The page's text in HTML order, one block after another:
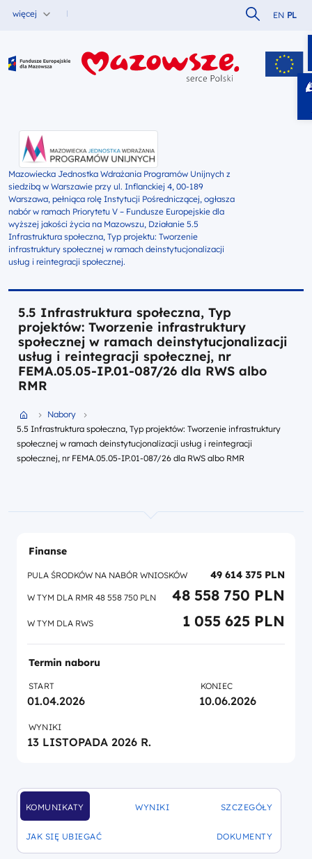
więcej Szukaj w
EN PL
Fundusze Europejskie dla Mazowsza
Mazowiecka Jednostka Wdrażania Programów Unijnych z
siedzibą w Warszawie przy ul. Inflanckiej 4, 00-189
Warszawa, pełniąca rolę Instytucji Pośredniczącej, ogłasza
nabór w ramach Priorytetu V – Fundusze Europejskie dla
wyższej jakości życia na Mazowszu, Działanie 5.5
Infrastruktura społeczna, Typ projektu: Tworzenie
infrastruktury społecznej w ramach deinstytucjonalizacji
usług i reintegracji społecznej.
5.5 Infrastruktura społeczna, Typ
projektów: Tworzenie infrastruktury
społecznej w ramach deinstytucjonalizacji
usług i reintegracji społecznej, nr
FEMA.05.05-IP.01-087/26 dla RWS albo
RMR
Przejdź do strony głównej portalu
Nabory
5.5 Infrastruktura społeczna, Typ projektów: Tworzenie infrastruktury
społecznej w ramach deinstytucjonalizacji usług i reintegracji
społecznej, nr FEMA.05.05-IP.01-087/26 dla RWS albo RMR
KOMUNIKATY
DOFINANSOWANIA
WYNIKI SZCZEGÓŁY
JAK SIĘ UBIEGAĆ
DOFINANSOWANIA
DOKUMENTY
Finanse
PULA ŚRODKÓW NA NABÓR WNIOSKÓW 49 614 375 PLN
W TYM DLA RMR 48 558 750 PLN 48 558 750 PLN
W TYM DLA RWS 1 055 625 PLN
Termin naboru
START
01.04.2026
KONIEC
10.06.2026
WYNIKI
13 LISTOPADA 2026 R.